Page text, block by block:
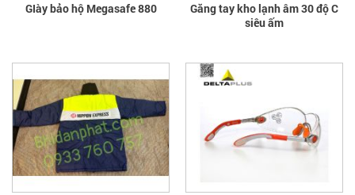
GIày bảo hộ Megasafe 880
Găng tay kho lạnh âm 30 độ C
siêu ấm